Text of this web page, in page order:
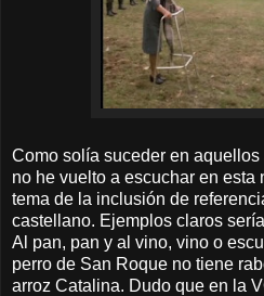
Como solía suceder en aquellos
no he vuelto a escuchar en esta
tema de la inclusión de
castellano. Ejemplos claros
Al pan, pan y al vino, vino o
perro de San Roque no tiene
arroz Catalina. Dudo que en la